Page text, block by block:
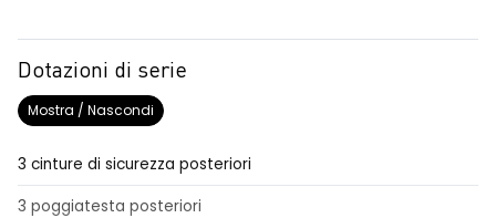
Dotazioni di serie
Mostra / Nascondi
3 cinture di sicurezza posteriori
3 poggiatesta posteriori